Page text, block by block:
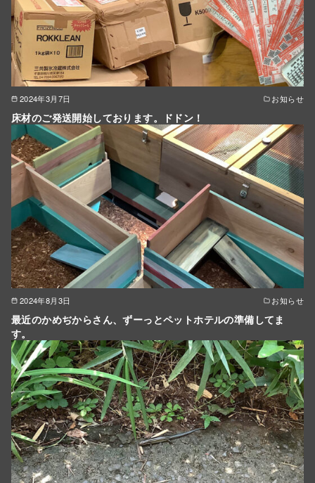
2024年3月7日 お知らせ
床材のご発送開始しております。ドドン！
2024年8月3日 お知らせ
最近のかめぢからさん、ずーっとペットホテルの準備してま
す。